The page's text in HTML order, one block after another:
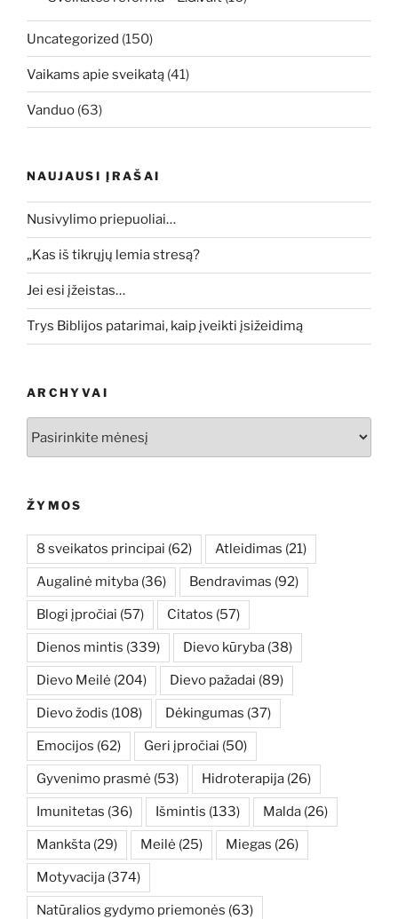
Uncategorized (150)
Vaikams apie sveikatą (41)
Vanduo (63)
NAUJAUSI ĮRAŠAI
Nusivylimo priepuoliai…
„Kas iš tikrųjų lemia stresą?
Jei esi įžeistas…
Trys Biblijos patarimai, kaip įveikti įsižeidimą
ARCHYVAI
ŽYMOS
8 sveikatos principai (62) Atleidimas (21)
Augalinė mityba (36) Bendravimas (92)
Blogi įpročiai (57) Citatos (57)
Dienos mintis (339) Dievo kūryba (38)
Dievo Meilė (204) Dievo pažadai (89)
Dievo žodis (108) Dėkingumas (37)
Emocijos (62) Geri įpročiai (50)
Gyvenimo prasmė (53) Hidroterapija (26)
Imunitetas (36) Išmintis (133) Malda (26)
Mankšta (29) Meilė (25) Miegas (26)
Motyvacija (374)
Natūralios gydymo priemonės (63)